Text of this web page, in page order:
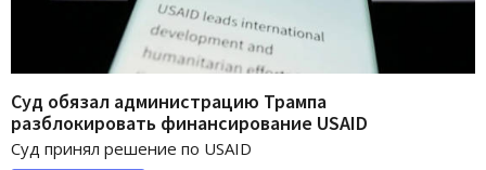
Суд обязал администрацию Трампа
разблокировать финансирование USAID
Суд принял решение по USAID